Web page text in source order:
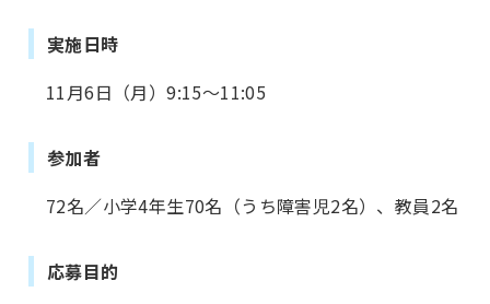
実施日時
11月6日（月）9:15～11:05
参加者
72名／小学4年生70名（うち障害児2名）、教員2名
応募目的